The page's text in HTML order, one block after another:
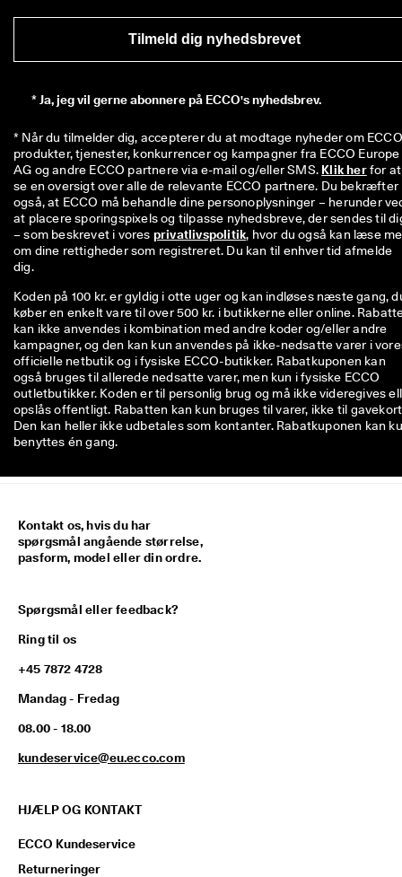
Tilmeld dig nyhedsbrevet
*Ja, jeg vil gerne abonnere på ECCO's nyhedsbrev.
* Når du tilmelder dig, accepterer du at modtage nyheder om
produkter, tjenester, konkurrencer og kampagner fra ECCO Europe
AG og andre ECCO partnere via e-mail og/eller SMS. Klik her for at
se en oversigt over alle de relevante ECCO partnere. Du bekræfter
også, at ECCO må behandle dine personoplysninger – herunder
at placere sporingspixels og tilpasse nyhedsbreve, der sendes til
– som beskrevet i vores privatlivspolitik, hvor du også kan læse
om dine rettigheder som registreret. Du kan til enhver tid afmelde
dig.
Koden på 100 kr. er gyldig i otte uger og kan indløses næste gang,
køber en enkelt vare til over 500 kr. i butikkerne eller online.
kan ikke anvendes i kombination med andre koder og/eller andre
kampagner, og den kan kun anvendes på ikke-nedsatte varer i
officielle netbutik og i fysiske ECCO-butikker. Rabatkuponen kan
også bruges til allerede nedsatte varer, men kun i fysiske ECCO
outletbutikker. Koden er til personlig brug og må ikke videregives
opslås offentligt. Rabatten kan kun bruges til varer, ikke til
Den kan heller ikke udbetales som kontanter. Rabatkuponen kan
benyttes én gang.
Kontakt os, hvis du har
spørgsmål angående størrelse,
pasform, model eller din ordre.
Spørgsmål eller feedback?
Ring til os
+45 7872 4728
Mandag - Fredag
08.00 - 18.00
kundeservice@eu.ecco.com
HJÆLP OG KONTAKT
ECCO Kundeservice
Returneringer